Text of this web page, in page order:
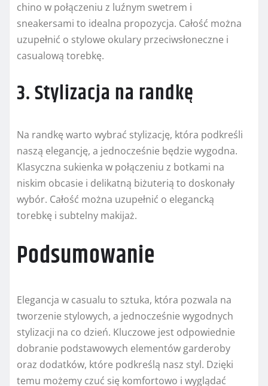
chino w połączeniu z luźnym swetrem i
sneakersami to idealna propozycja. Całość można
uzupełnić o stylowe okulary przeciwsłoneczne i
casualową torebkę.
3. Stylizacja na randkę
Na randkę warto wybrać stylizację, która podkreśli
naszą elegancję, a jednocześnie będzie wygodna.
Klasyczna sukienka w połączeniu z botkami na
niskim obcasie i delikatną biżuterią to doskonały
wybór. Całość można uzupełnić o elegancką
torebkę i subtelny makijaż.
Podsumowanie
Elegancja w casualu to sztuka, która pozwala na
tworzenie stylowych, a jednocześnie wygodnych
stylizacji na co dzień. Kluczowe jest odpowiednie
dobranie podstawowych elementów garderoby
oraz dodatków, które podkreślą nasz styl. Dzięki
temu możemy czuć się komfortowo i wyglądać